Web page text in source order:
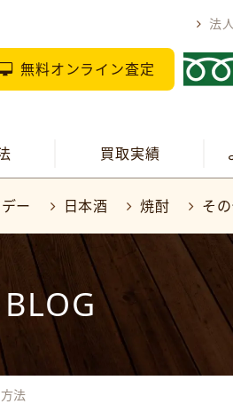
法
無料オンライン査定
買取実績
ー 日本酒 焼酎 そ
法